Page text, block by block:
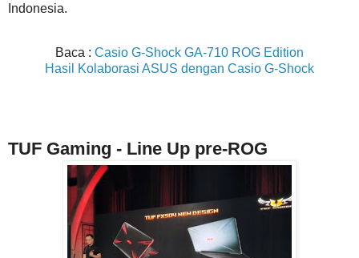
Indonesia.
Baca : Casio G-Shock GA-710 ROG Edition
Hasil Kolaborasi ASUS dengan Casio G-Shock
TUF Gaming - Line Up pre-ROG